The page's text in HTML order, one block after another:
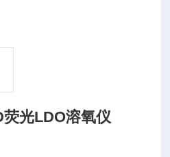
光LDO溶氧仪